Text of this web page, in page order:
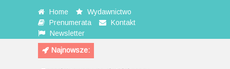
Home
Wydawnictwo
Prenumerata
Kontakt
Newsletter
Najnowsze: